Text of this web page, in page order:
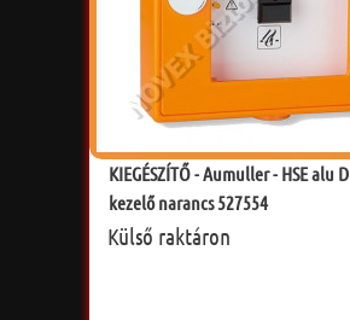
KIEGÉSZÍTŐ - Aumuller - HSE alu
kezelő narancs 527554
Külső raktáron